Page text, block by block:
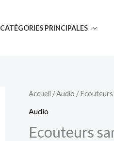
CATÉGORIES PRINCIPALES
Accueil /Audio /
Audio
Ecouteurs
quantité
de
sans